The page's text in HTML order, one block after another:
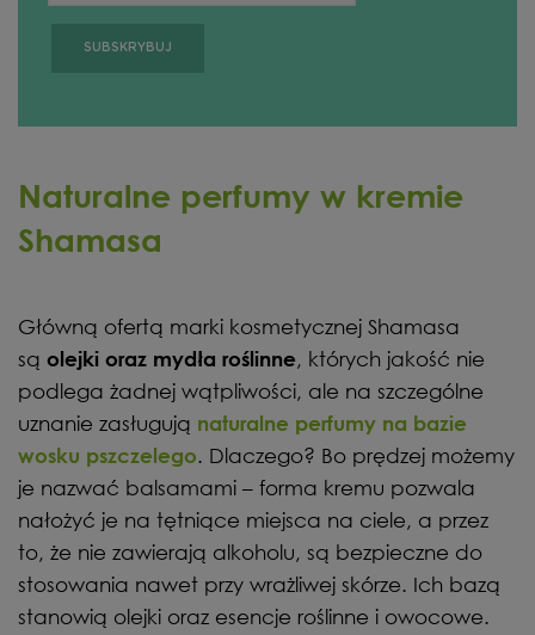
Naturalne perfumy w kremie
Shamasa
Główną ofertą marki kosmetycznej Shamasa
są olejki oraz mydła roślinne, których jakość nie
podlega żadnej wątpliwości, ale na szczególne
uznanie zasługują naturalne perfumy na bazie
wosku pszczelego. Dlaczego? Bo prędzej możemy
je nazwać balsamami – forma kremu pozwala
nałożyć je na tętniące miejsca na ciele, a przez
to, że nie zawierają alkoholu, są bezpieczne do
stosowania nawet przy wrażliwej skórze. Ich bazą
stanowią olejki oraz esencje roślinne i owocowe.